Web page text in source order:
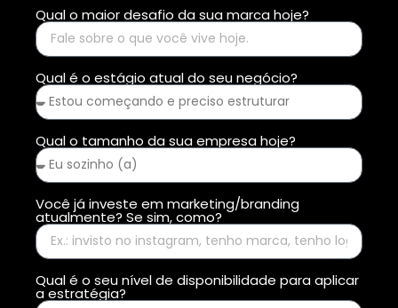
Qual o maior desafio da sua marca hoje?
Qual é o estágio atual do seu negócio?
Qual o tamanho da sua empresa hoje?
Você já investe em marketing/branding
atualmente? Se sim, como?
Qual é o seu nível de disponibilidade para aplicar
a estratégia?